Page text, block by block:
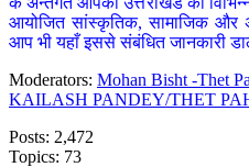
आयोजित सांस्कृतिक, सामाजिक और
आप भी यहाँ इससे संबंधित जानकारी
Moderators: Mohan Bisht -Thet
KAILASH PANDEY/THET
Posts: 2,472
Topics: 73